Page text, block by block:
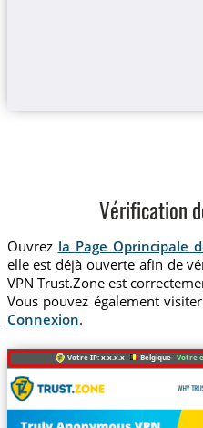
Vérification
Ouvrez la Page Oprincipale
elle est déjà ouverte afin de
VPN Trust.Zone est
Vous pouvez également
Connexion.
Votre IP: x.x.x.x · Belgique ·Votre